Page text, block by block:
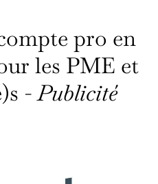
pro en
les PME et
-Publicité